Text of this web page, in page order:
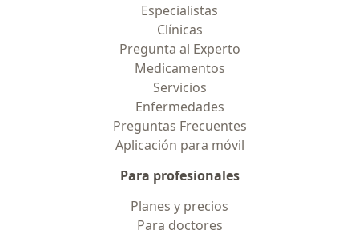
Especialistas
Clínicas
Pregunta al Experto
Medicamentos
Servicios
Enfermedades
Preguntas Frecuentes
Aplicación para móvil
Para profesionales
Planes y precios
Para doctores